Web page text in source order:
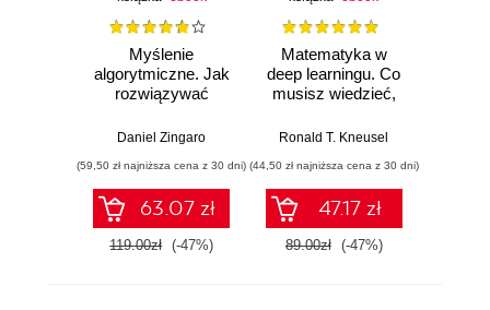
Myślenie
algorytmiczne. Jak
rozwiązywać
pomocą
Wydanie II
Daniel Zingaro
(59,50 zł najniższa cena z 30 dni)
63.07 zł
119.00zł (-47%)
Matematyka w
deep learningu. Co
musisz wiedzieć,
sieci neuronowe
Ronald T. Kneusel
(44,50 zł najniższa cena z 30 dni)
47.17 zł
89.00zł (-47%)